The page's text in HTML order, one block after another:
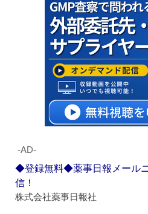
‐AD‐
◆登録無料◆薬事日報メール
信！
株式会社薬事日報社